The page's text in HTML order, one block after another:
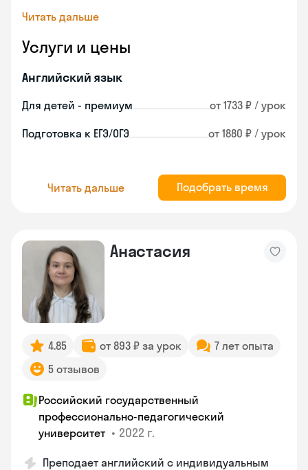
Читать дальше
Услуги и цены
Английский язык
Для детей - премиум от 1733 ₽ / урок
Подготовка к ЕГЭ/ОГЭ от 1880 ₽ / урок
Читать дальше Подобрать время
Анастасия
4.85 от 893 ₽ за урок
7 лет опыта
5 отзывов
Российский государственный
профессионально-педагогический
университет • 2022 г.
Преподает английский с индивидуальным